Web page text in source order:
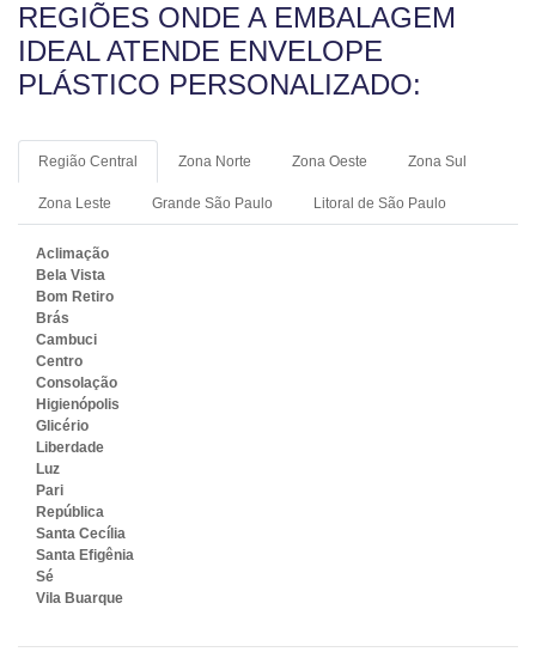
REGIÕES ONDE A EMBALAGEM
IDEAL ATENDE ENVELOPE
PLÁSTICO PERSONALIZADO:
Região Central Zona Norte Zona Oeste Zona Sul
Zona Leste Grande São Paulo Litoral de São Paulo
Aclimação
Bela Vista
Bom Retiro
Brás
Cambuci
Centro
Consolação
Higienópolis
Glicério
Liberdade
Luz
Pari
República
Santa Cecília
Santa Efigênia
Sé
Vila Buarque